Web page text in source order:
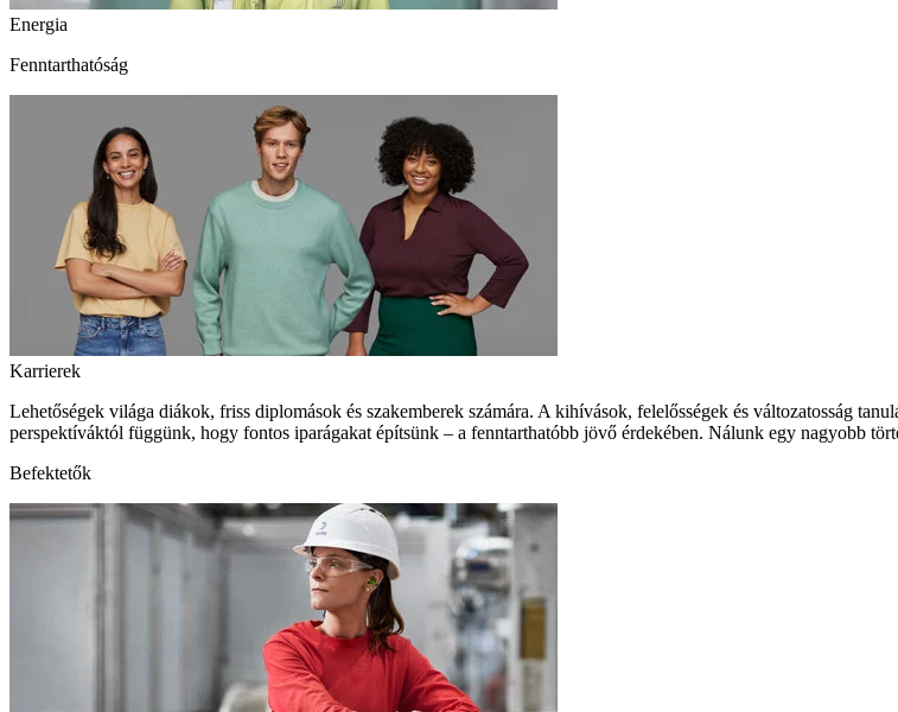
Energia
Fenntarthatóság
Karrierek
Lehetőségek világa diákok, friss diplomások és szakemberek számára. A kihívások, felelősségek és változatosság
perspektíváktól függünk, hogy fontos iparágakat építsünk – a fenntarthatóbb jövő érdekében. Nálunk egy nagyobb
Befektetők